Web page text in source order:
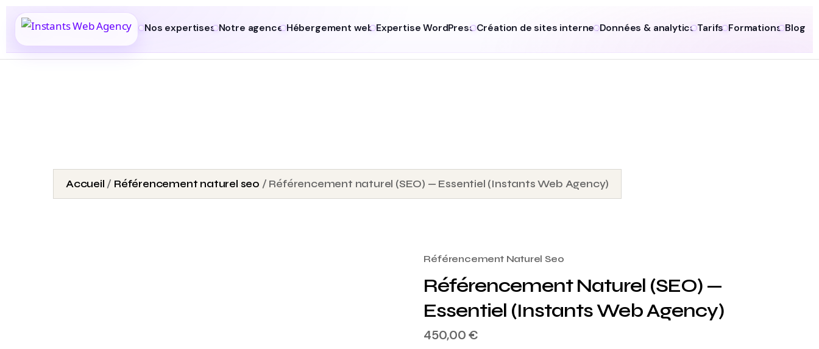
Nos expertises Notre agence Hébergement webExpertise WordPressCréation de sites internetDonnées & analyticsTarifs Formations Blog
Accueil / Référencement naturel seo / Référencement naturel (SEO) — Essentiel (Instants Web Agency)
Référencement Naturel Seo
Référencement Naturel (SEO) —
Essentiel (Instants Web Agency)
450,00€